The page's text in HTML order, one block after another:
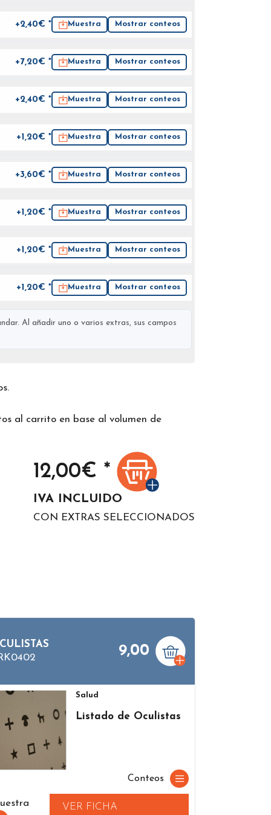
+2,40€ * Muestra Mostrar conteos
+7,20€ * Muestra Mostrar conteos
+2,40€ * Muestra Mostrar conteos
+1,20€ * Muestra Mostrar conteos
+3,60€ * Muestra Mostrar conteos
+1,20€ * Muestra Mostrar conteos
+1,20€ * Muestra Mostrar conteos
+1,20€ * Muestra Mostrar conteos
Al añadir uno o varios extras, sus campos
al carrito en base al volumen de
12,00€ *
IVA INCLUIDO
CON EXTRAS SELECCIONADOS
9,00
Salud
Listado de Oculistas
Conteos
VER FICHA